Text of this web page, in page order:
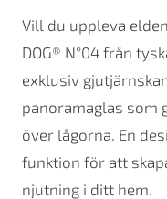
Vill du uppleva
DOG® N°04 från
exklusiv
panoramaglas som
över lågorna. En
funktion för att
njutning i ditt hem.